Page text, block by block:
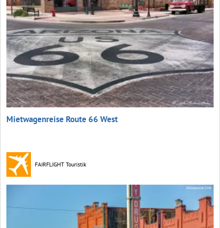
Mietwagenreise Route 66 West
FAIRFLIGHT Touristik